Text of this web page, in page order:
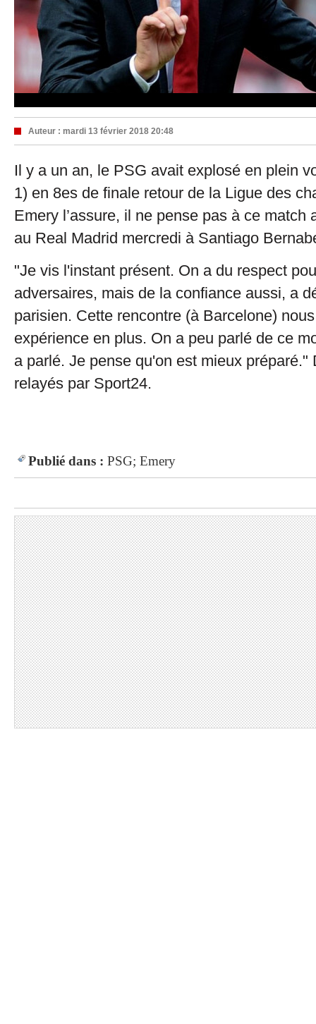
Auteur : mardi 13 février 2018 20:48
Il y a un an, le PSG avait explosé en plein
1) en 8es de finale retour de la Ligue des
Emery l’assure, il ne pense pas à ce match
au Real Madrid mercredi à Santiago
"Je vis l'instant présent. On a du respect
adversaires, mais de la confiance aussi, a
parisien. Cette rencontre (à Barcelone)
expérience en plus. On a peu parlé de ce
a parlé. Je pense qu'on est mieux préparé."
relayés par Sport24.
Publié dans : PSG; Emery